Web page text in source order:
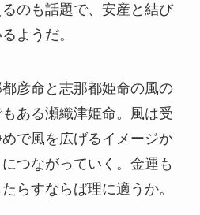
のも話題で、安産と結び
ようだ。
彦命と志那都姫命の風の
ある瀬織津姫命。風は受
で風を広げるイメージか
つながっていく。金運も
らすならば理に適うか。